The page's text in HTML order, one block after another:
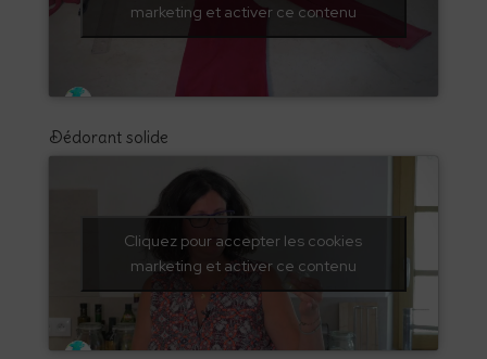
marketing et activer ce contenu
Dédorant solide
Cliquez pour accepter les cookies
marketing et activer ce contenu